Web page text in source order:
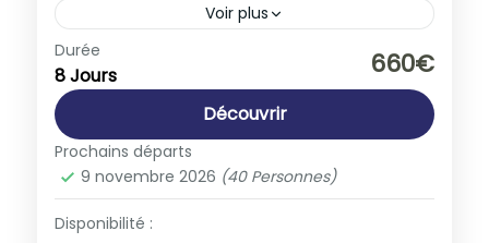
Voir plus
Espagne
1-40 People
Durée
8 Jours 660€
Découvrir
Prochains départs
9 novembre 2026 (40 Personnes)
Disponibilité :